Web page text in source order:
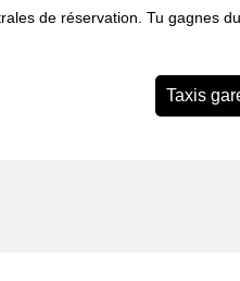
de réservation. Tu gagnes
Taxis